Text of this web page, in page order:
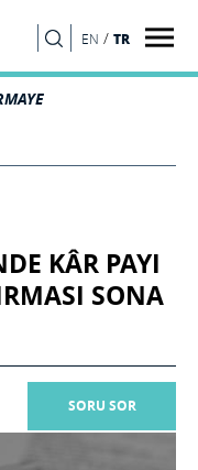
EN / TR
KÂR PAYI
SONA
SORU SOR